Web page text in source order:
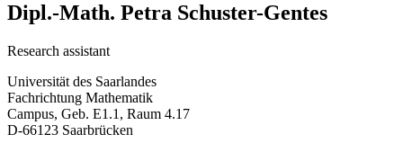
Dipl.-Math. Petra Schuster-Gentes
Research assistant
Universität des Saarlandes
Fachrichtung Mathematik
Campus, Geb. E1.1, Raum 4.17
D-66123 Saarbrücken